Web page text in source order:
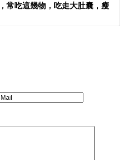
常吃這幾物，吃走大肚囊，瘦